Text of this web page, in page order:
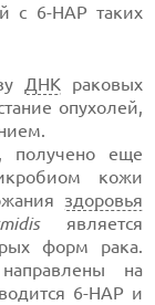
6-HAP таких
ДНК раковых
опухолей,
получено еще
кожи
здоровья
является
форм рака.
на
6-HAP и